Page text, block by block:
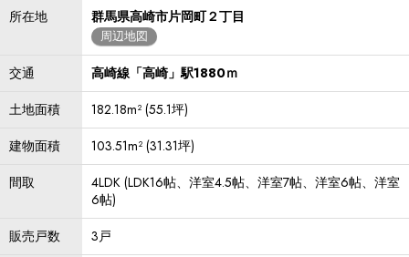
所在地 群馬県高崎市片岡町２丁目
周辺地図
交通
高崎線「高崎」駅1880ｍ
土地面積
182.18m² (55.1坪)
建物面積
103.51m² (31.31坪)
間取
4LDK (LDK16帖、洋室4.5帖、洋室7帖、洋室6帖、洋室
6帖)
販売戸数
3戸